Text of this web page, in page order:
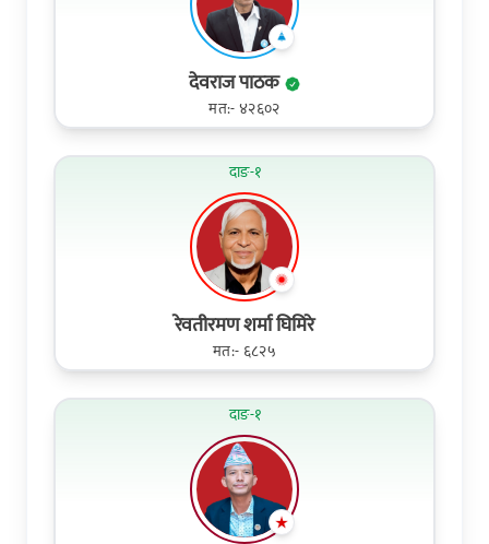
देवराज पाठक
मत:- ४२६०२
दाङ-१
रेवतीरमण शर्मा घिमिरे
मत:- ६८२५
दाङ-१